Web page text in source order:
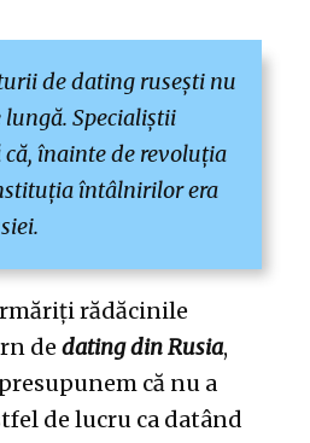
de dating rusești nu
lungă. Specialiștii
înainte de revoluția
întâlnirilor era
rădăcinile
dedating din Rusia,
că nu a
de lucru ca datând